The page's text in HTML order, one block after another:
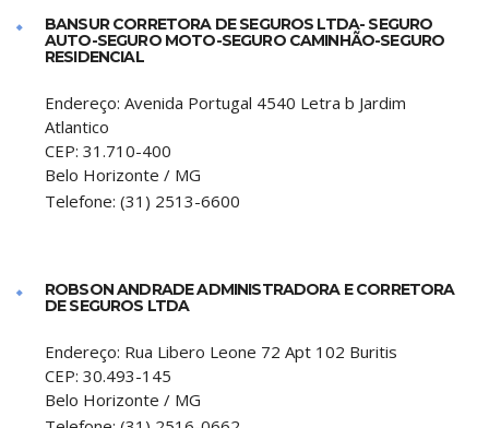
BANSUR CORRETORA DE SEGUROS LTDA- SEGURO
AUTO-SEGURO MOTO-SEGURO CAMINHÃO-SEGURO
RESIDENCIAL
Endereço: Avenida Portugal 4540 Letra b Jardim
Atlantico
CEP: 31.710-400
Belo Horizonte / MG
Telefone: (31) 2513-6600
ROBSON ANDRADE ADMINISTRADORA E CORRETORA
DE SEGUROS LTDA
Endereço: Rua Libero Leone 72 Apt 102 Buritis
CEP: 30.493-145
Belo Horizonte / MG